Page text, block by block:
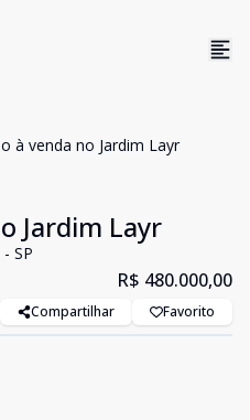
à venda no Jardim Layr
Jardim Layr
SP
R$ 480.000,00
Compartilhar Favorito